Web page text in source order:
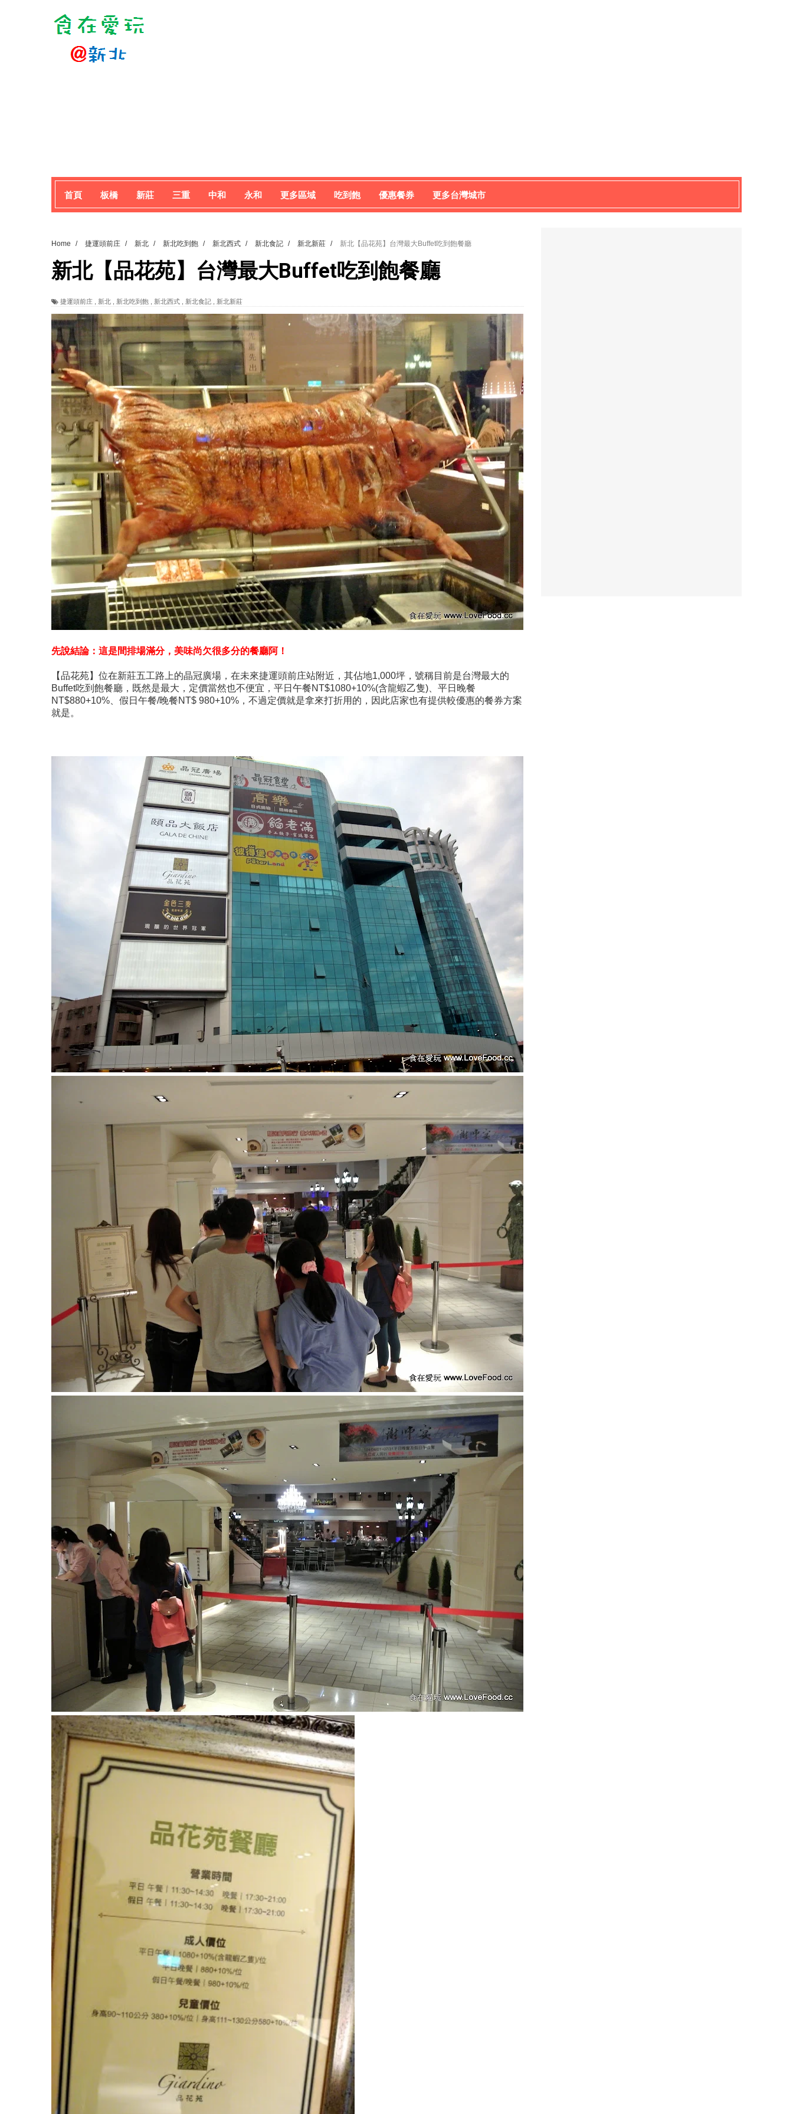
首頁 板橋 新莊 三重 中和 永和 更多區域 吃到飽 優惠餐券 更多台灣城市
Home / 捷運頭前庄 / 新北 / 新北吃到飽 / 新北西式 / 新北食記 / 新北新莊 / 新北【品花苑】台灣最大Buffet吃到飽餐廳
新北【品花苑】台灣最大Buffet吃到飽餐廳
捷運頭前庄 新北 新北吃到飽 新北西式 新北食記 新北新莊
先說結論：這是間排場滿分，美味尚欠很多分的餐廳阿！
【品花苑】位在新莊五工路上的晶冠廣場，在未來捷運頭前庄站附近，其佔地1,000坪，號稱目前是台灣最大的
Buffet吃到飽餐廳，既然是最大，定價當然也不便宜，平日午餐NT$1080+10%(含龍蝦乙隻)、平日晚餐
NT$880+10%、假日午餐/晚餐NT$ 980+10%，不過定價就是拿來打折用的，因此店家也有提供較優惠的餐券方案
就是。